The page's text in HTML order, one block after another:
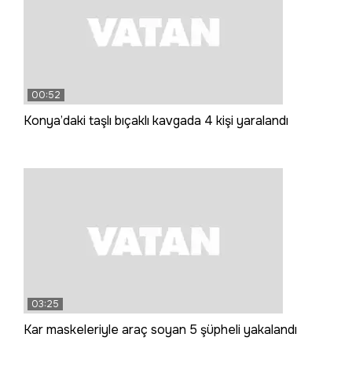
00:52
Konya’daki taşlı bıçaklı kavgada 4 kişi yaralandı
03:25
Kar maskeleriyle araç soyan 5 şüpheli yakalandı